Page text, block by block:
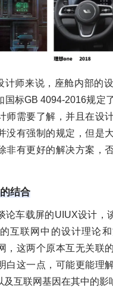
计师来说，座舱内部的
国标GB 4094-2016规定
师需要了解，并且在设
没有强制的规定，但是
非有更好的解决方案，
结合
论车载屏的UIUX设计，
互联网中的设计理论
，这两个原本互无关联
白这一点，可能更能理
互联网基因在其中的影